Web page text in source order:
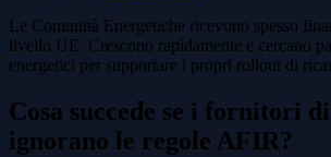
Le Comunità Energetiche ricevono spesso
livello UE. Crescono rapidamente e cercano
energetici per supportare i propri rollout di
Cosa succede se i fornitori
ignorano le regole AFIR?